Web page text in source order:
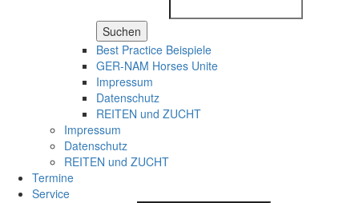
Suchen
Best Practice Beispiele
GER-NAM Horses Unite
Impressum
Datenschutz
REITEN und ZUCHT
Impressum
Datenschutz
REITEN und ZUCHT
Termine
Service